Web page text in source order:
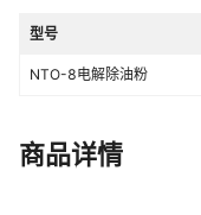
型号
NTO-8电解除油粉
商品详情